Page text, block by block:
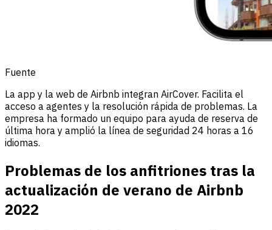
Fuente
La app y la web de Airbnb integran AirCover. Facilita el
acceso a agentes y la resolución rápida de problemas. La
empresa ha formado un equipo para ayuda de reserva de
última hora y amplió la línea de seguridad 24 horas a 16
idiomas.
Problemas de los anfitriones tras la
actualización de verano de Airbnb
2022